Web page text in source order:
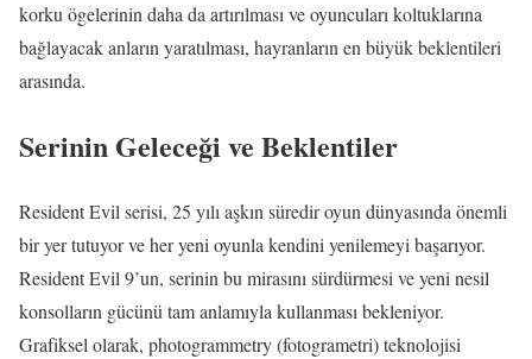
korku ögelerinin daha da artırılması ve oyuncuları koltuklarına
bağlayacak anların yaratılması, hayranların en büyük beklentileri
arasında.
Serinin Geleceği ve Beklentiler
Resident Evil serisi, 25 yılı aşkın süredir oyun dünyasında önemli
bir yer tutuyor ve her yeni oyunla kendini yenilemeyi başarıyor.
Resident Evil 9’un, serinin bu mirasını sürdürmesi ve yeni nesil
konsolların gücünü tam anlamıyla kullanması bekleniyor.
Grafiksel olarak, photogrammetry (fotogrametri) teknolojisi